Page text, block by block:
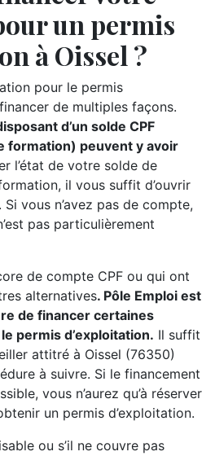
un permis
à Oissel ?
pour le permis
de multiples façons.
d’un solde CPF
formation) peuvent y avoir
l’état de votre solde de
il vous suffit d’ouvrir
vous n’avez pas de compte,
pas particulièrement
de compte CPF ou qui ont
alternatives. Pôle Emploi est
de financer certaines
permis d’exploitation. Il suffit
attitré à Oissel (76350)
à suivre. Si le financement
vous n’aurez qu’à réserver
un permis d’exploitation.
ou s’il ne couvre pas